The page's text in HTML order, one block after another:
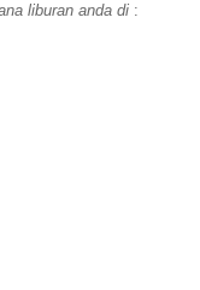
liburan anda di :